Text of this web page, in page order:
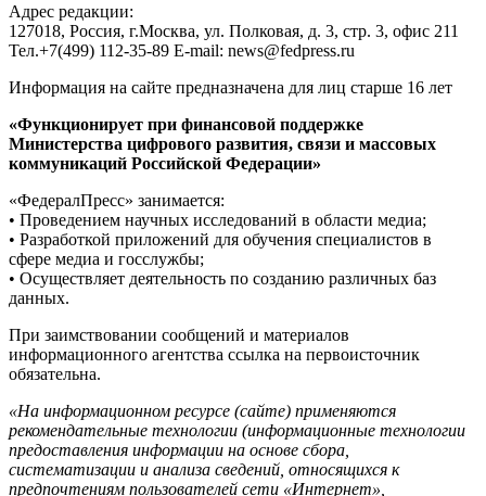
Адрес редакции:
127018, Россия, г.Москва, ул. Полковая, д. 3, стр. 3, офис 211
Тел.+7(499) 112-35-89 E-mail: news@fedpress.ru
Информация на сайте предназначена для лиц старше 16 лет
«Функционирует при финансовой поддержке
Министерства цифрового развития, связи и массовых
коммуникаций Российской Федерации»
«ФедералПресс» занимается:
• Проведением научных исследований в области медиа;
• Разработкой приложений для обучения специалистов в
сфере медиа и госслужбы;
• Осуществляет деятельность по созданию различных баз
данных.
При заимствовании сообщений и материалов
информационного агентства ссылка на первоисточник
обязательна.
«На информационном ресурсе (сайте) применяются
рекомендательные технологии (информационные технологии
предоставления информации на основе сбора,
систематизации и анализа сведений, относящихся к
предпочтениям пользователей сети «Интернет»,